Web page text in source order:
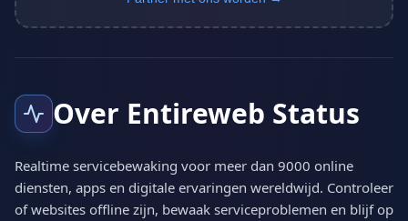
Over Entireweb Status
Realtime servicebewaking voor meer dan 9000 online
diensten, apps en digitale ervaringen wereldwijd. Controleer
of websites offline zijn, bewaak serviceproblemen en blijf op